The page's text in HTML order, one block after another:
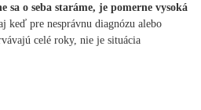
sa o seba staráme, je pomerne vysoká
keď pre nesprávnu diagnózu alebo
celé roky, nie je situácia